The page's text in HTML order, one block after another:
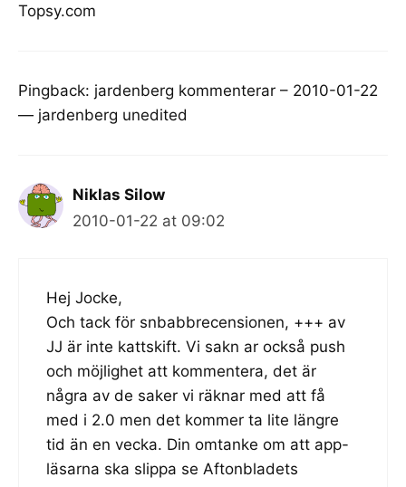
Topsy.com
Pingback: jardenberg kommenterar – 2010-01-22
— jardenberg unedited
Niklas Silow
2010-01-22 at 09:02
Hej Jocke,
Och tack för snbabbrecensionen, +++ av
JJ är inte kattskift. Vi sakn ar också push
och möjlighet att kommentera, det är
några av de saker vi räknar med att få
med i 2.0 men det kommer ta lite längre
tid än en vecka. Din omtanke om att app-
läsarna ska slippa se Aftonbladets